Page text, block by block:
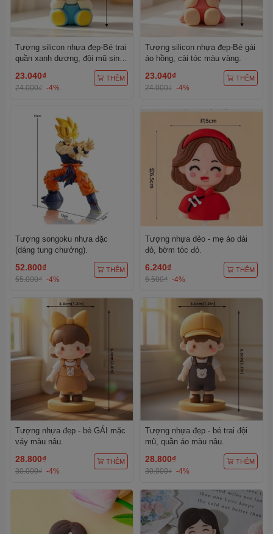
Tượng silicon nhựa đẹp-Bé trai
quần xanh dương, đội mũ sinh
nhật màu vàng chấm trắng.
23.040₫
24.000₫ -4%
THÊM
Tượng silicon nhựa đẹp-Bé gái
áo hồng, cài tóc màu vàng.
23.040₫
24.000₫ -4%
THÊM
Tượng songoku nhựa đặc
(dáng tung chưởng).
52.800₫
55.000₫ -4%
THÊM
Tượng nhựa dẻo - mẹ áo dài
đỏ, bờm tóc đỏ.
6.240₫
6.500₫ -4%
THÊM
Tượng nhựa đẹp - bé GÁI mặc
váy màu nâu.
28.800₫
30.000₫ -4%
THÊM
Tượng nhựa đẹp - bé trai đội
mũ, quần áo màu nâu.
28.800₫
30.000₫ -4%
THÊM